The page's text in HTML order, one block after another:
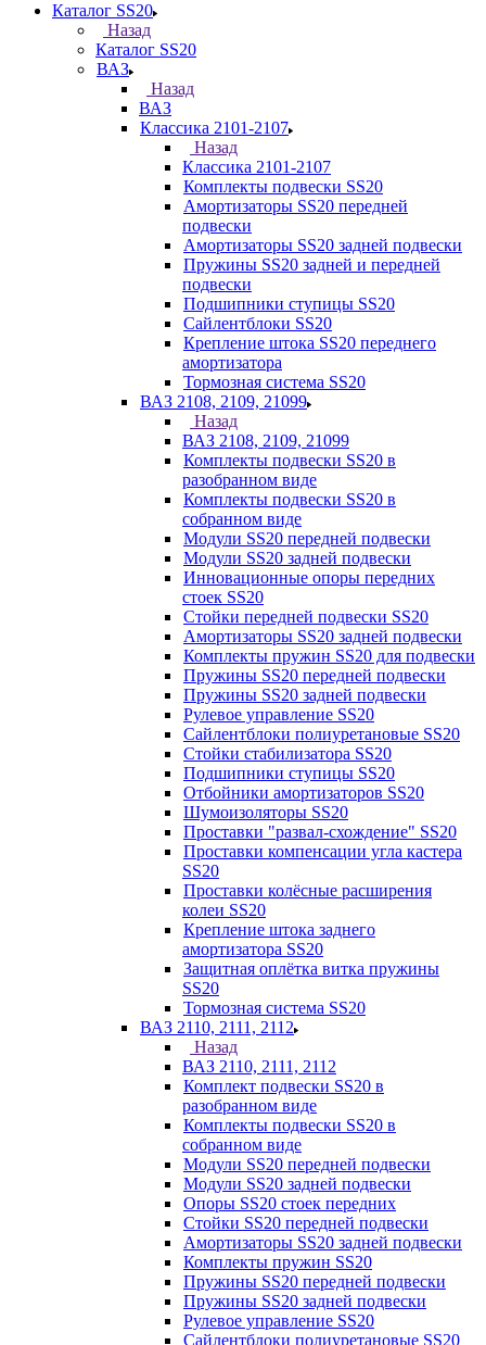
Каталог SS20
Назад
Каталог SS20
ВАЗ
Назад
ВАЗ
Классика 2101-2107
Назад
Классика 2101-2107
Комплекты подвески SS20
Амортизаторы SS20 передней
подвески
Амортизаторы SS20 задней подвески
Пружины SS20 задней и передней
подвески
Подшипники ступицы SS20
Сайлентблоки SS20
Крепление штока SS20 переднего
амортизатора
Тормозная система SS20
ВАЗ 2108, 2109, 21099
Назад
ВАЗ 2108, 2109, 21099
Комплекты подвески SS20 в
разобранном виде
Комплекты подвески SS20 в
собранном виде
Модули SS20 передней подвески
Модули SS20 задней подвески
Инновационные опоры передних
стоек SS20
Стойки передней подвески SS20
Амортизаторы SS20 задней подвески
Комплекты пружин SS20 для подвески
Пружины SS20 передней подвески
Пружины SS20 задней подвески
Рулевое управление SS20
Сайлентблоки полиуретановые SS20
Стойки стабилизатора SS20
Подшипники ступицы SS20
Отбойники амортизаторов SS20
Шумоизоляторы SS20
Проставки "развал-схождение" SS20
Проставки компенсации угла кастера
SS20
Проставки колёсные расширения
колеи SS20
Крепление штока заднего
амортизатора SS20
Защитная оплётка витка пружины
SS20
Тормозная система SS20
ВАЗ 2110, 2111, 2112
Назад
ВАЗ 2110, 2111, 2112
Комплект подвески SS20 в
разобранном виде
Комплекты подвески SS20 в
собранном виде
Модули SS20 передней подвески
Модули SS20 задней подвески
Опоры SS20 стоек передних
Стойки SS20 передней подвески
Амортизаторы SS20 задней подвески
Комплекты пружин SS20
Пружины SS20 передней подвески
Пружины SS20 задней подвески
Рулевое управление SS20
Сайлентблоки полиуретановые SS20